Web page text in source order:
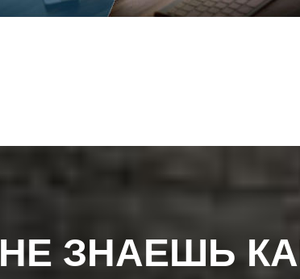
НЕ ЗНАЕШЬ